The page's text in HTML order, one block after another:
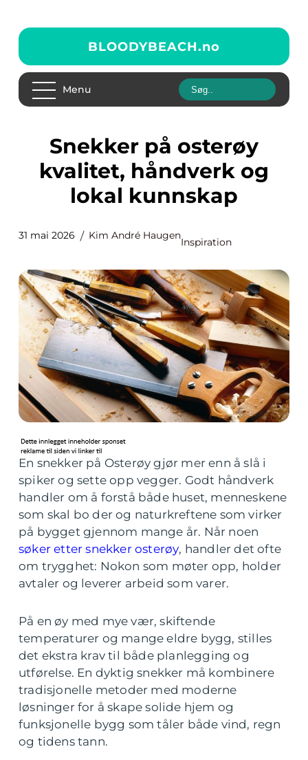
BLOODYBEACH.no
Menu
Snekker på osterøy
kvalitet, håndverk og
lokal kunnskap
31 mai 2026 Kim André Haugen
Inspiration
En snekker på Osterøy gjør mer enn å slå i
spiker og sette opp vegger. Godt håndverk
handler om å forstå både huset, menneskene
som skal bo der og naturkreftene som virker
på bygget gjennom mange år. Når noen
søker etter snekker osterøy, handler det ofte
om trygghet: Nokon som møter opp, holder
avtaler og leverer arbeid som varer.
På en øy med mye vær, skiftende
temperaturer og mange eldre bygg, stilles
det ekstra krav til både planlegging og
utførelse. En dyktig snekker må kombinere
tradisjonelle metoder med moderne
løsninger for å skape solide hjem og
funksjonelle bygg som tåler både vind, regn
og tidens tann.